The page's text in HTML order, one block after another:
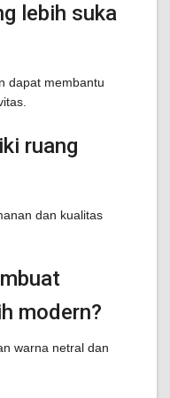
lebih suka
dapat membantu
ruang
dan kualitas
modern?
warna netral dan